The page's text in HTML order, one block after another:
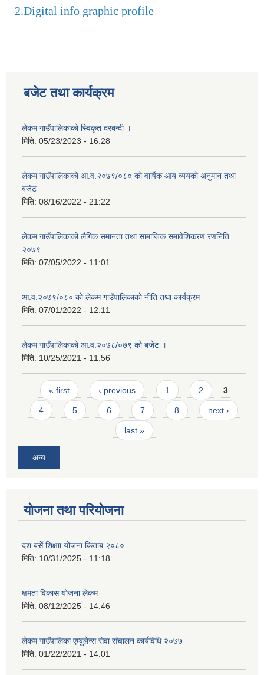
2.Digital info graphic profile
बजेट तथा कार्यक्रम
लेकम गाउँपालिकाको स्विकृत दरबन्दी ।
मिति: 05/23/2023 - 16:28
लेकम गाउँपालिकाकाे आ.व.२०७९/०८० काे वार्षिक आय व्ययकाे अनुमान तथा
बजेट
मिति: 08/16/2022 - 21:22
लेकम गाउँपालिकाको लैगिक समानता तथा सामाजिक समावेशिकरण रणनिति
२०७९
मिति: 07/05/2022 - 11:01
आ.व.२०७९/०८० को लेकम गाउँपालिकाको नीति तथा कार्यक्रम
मिति: 07/01/2022 - 12:11
लेकम गाउँपालिकाको आ.व.२०७८/०७९ को बजेट ।
मिति: 10/25/2021 - 11:56
Pages
« first ‹ previous 1 2 3
4 5 6 7 8 next ›
last »
अन्य
योजना तथा परियोजना
दश बर्से शिक्षाा योजना किताब २०८०
मिति: 10/31/2025 - 11:18
क्षमता विकास योजना लेकम
मिति: 08/12/2025 - 14:46
लेकम गाउँपालिका एम्बुलेन्स सेवा संचालन कार्यविधि २०७७
मिति: 01/22/2021 - 14:01